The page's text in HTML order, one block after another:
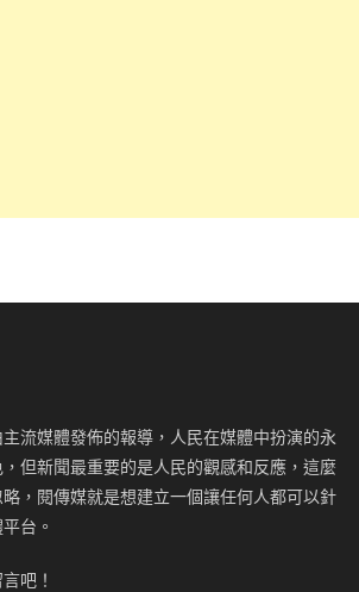
流媒體發佈的報導，人民在媒體中扮演的永
但新聞最重要的是人民的觀感和反應，這麼
，閱傳媒就是想建立一個讓任何人都可以針
台。
吧！